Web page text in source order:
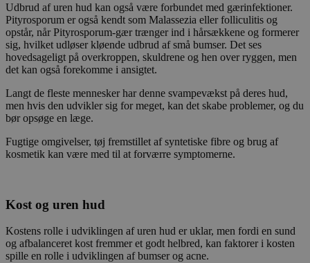
Udbrud af uren hud kan også være forbundet med gærinfektioner.
Pityrosporum er også kendt som Malassezia eller folliculitis og
opstår, når Pityrosporum-gær trænger ind i hårsækkene og formerer
sig, hvilket udløser kløende udbrud af små bumser. Det ses
hovedsageligt på overkroppen, skuldrene og hen over ryggen, men
det kan også forekomme i ansigtet.
Langt de fleste mennesker har denne svampevækst på deres hud,
men hvis den udvikler sig for meget, kan det skabe problemer, og du
bør opsøge en læge.
Fugtige omgivelser, tøj fremstillet af syntetiske fibre og brug af
kosmetik kan være med til at forværre symptomerne.
Kost og uren hud
Kostens rolle i udviklingen af uren hud er uklar, men fordi en sund
og afbalanceret kost fremmer et godt helbred, kan faktorer i kosten
spille en rolle i udviklingen af bumser og acne.